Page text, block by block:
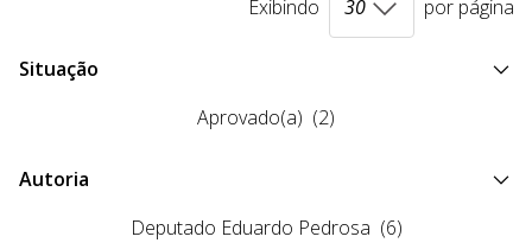
Exibindo por página
Situação
Aprovado(a) (2)
Autoria
Deputado Eduardo Pedrosa (6)